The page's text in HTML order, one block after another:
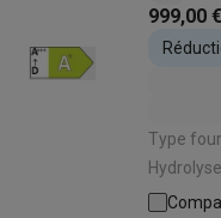
999,00 €
Type four: Four
Hydrolyse | Capacité du four: 70 L | Classe
énergétique: A+ | Type de